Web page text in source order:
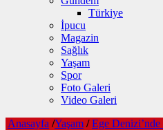
Türkiye
İpucu
Magazin
Sağlık
Yaşam
Spor
Foto Galeri
Video Galeri
Anasayfa /Yaşam / Ege Denizi’nde